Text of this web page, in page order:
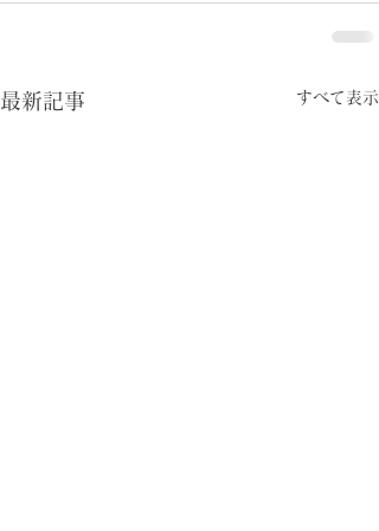
最新記事 すべて表示